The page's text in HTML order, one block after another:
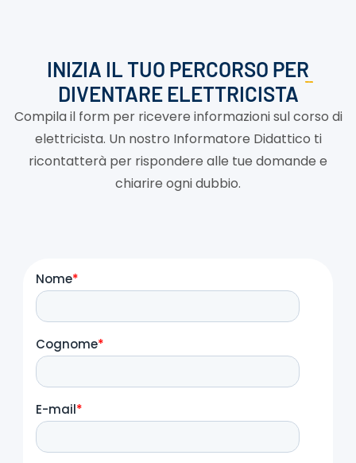
INIZIA IL TUO PERCORSO PER
DIVENTARE ELETTRICISTA
Compila il form per ricevere informazioni sul corso di
elettricista. Un nostro Informatore Didattico ti
ricontatterà per rispondere alle tue domande e
chiarire ogni dubbio.